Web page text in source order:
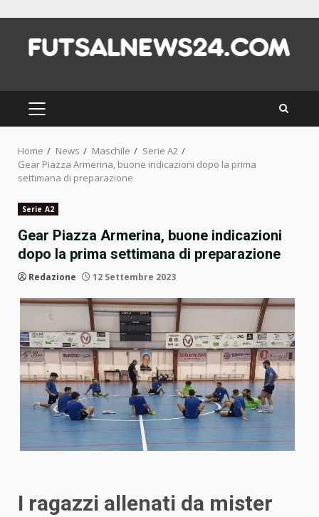
content
PRIMARY
MENU
Home News Maschile
Serie A2
Gear Piazza Armerina, buone indicazioni dopo la prima
settimana di preparazione
Serie A2
Gear Piazza Armerina, buone indicazioni
dopo la prima settimana di preparazione
Redazione 12 Settembre 2023
I ragazzi allenati da mister